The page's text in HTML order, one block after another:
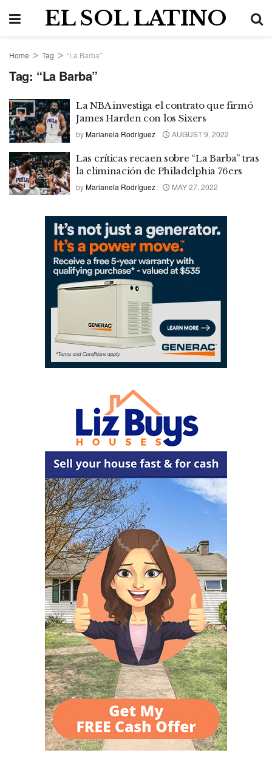
EL SOL LATINO
Home Tag “La Barba”
Tag: “La Barba”
La NBA investiga el contrato que firmó
James Harden con los Sixers
byMarianela Rodríguez AUGUST 9, 2022
Las críticas recaen sobre “La Barba” tras
la eliminación de Philadelphia 76ers
byMarianela Rodríguez MAY 27, 2022